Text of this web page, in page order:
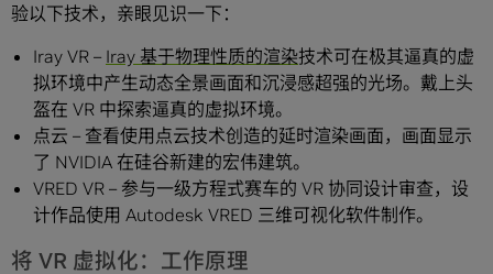
验以下技术，亲眼见识一下：
Iray VR – Iray 基于物理性质的渲染技术可在极其逼真的虚
拟环境中产生动态全景画面和沉浸感超强的光场。戴上头
盔在 VR 中探索逼真的虚拟环境。
点云 – 查看使用点云技术创造的延时渲染画面，画面显示
了 NVIDIA 在硅谷新建的宏伟建筑。
VRED VR – 参与一级方程式赛车的 VR 协同设计审查，设
计作品使用 Autodesk VRED 三维可视化软件制作。
将 VR 虚拟化：工作原理